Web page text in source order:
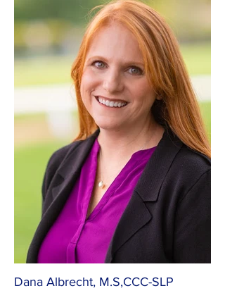
Dana Albrecht, M.S,CCC-SLP